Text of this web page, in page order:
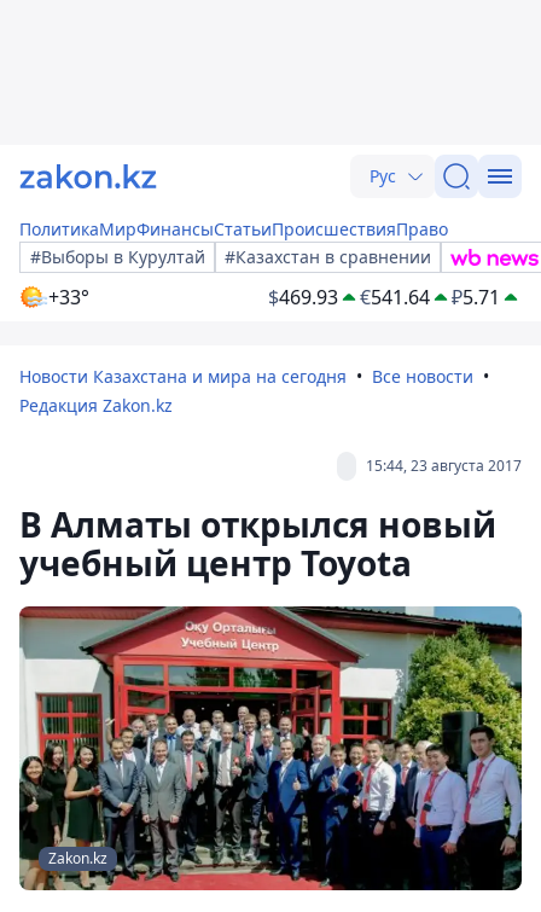
Рус
ПолитикаМирФинансыСтатьиПроисшествияПраво
#Выборы в Курултай
#Казахстан в сравнении
+33° $469.93 €541.64 ₽5.71
Новости Казахстана и мира на сегодня
Все новости
Редакция Zakon.kz
15:44, 23 августа 2017
В Алматы открылся новый
учебный центр Toyota
Zakon.kz